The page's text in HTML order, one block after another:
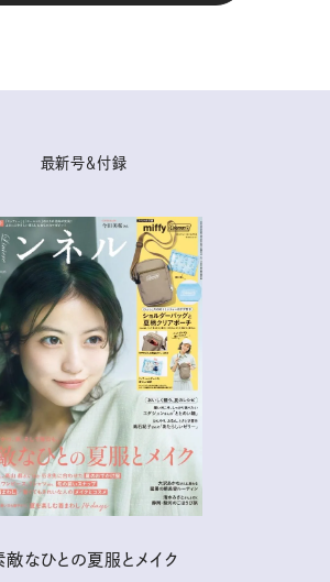
最新号＆付録
敵なひとの夏服とメイク